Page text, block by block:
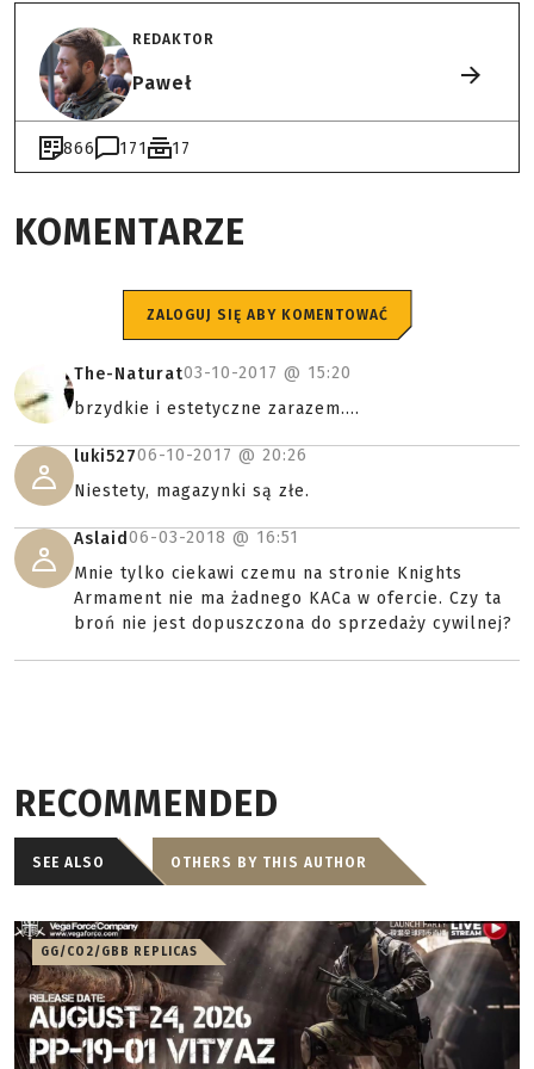
REDAKTOR
Paweł
866 171 17
KOMENTARZE
ZALOGUJ SIĘ ABY KOMENTOWAĆ
The-Naturat03-10-2017 @ 15:20
brzydkie i estetyczne zarazem....
luki52706-10-2017 @ 20:26
Niestety, magazynki są złe.
Aslaid06-03-2018 @ 16:51
Mnie tylko ciekawi czemu na stronie Knights
Armament nie ma żadnego KACa w ofercie. Czy ta
broń nie jest dopuszczona do sprzedaży cywilnej?
RECOMMENDED
SEE ALSO OTHERS BY THIS AUTHOR
GG/CO2/GBB REPLICAS